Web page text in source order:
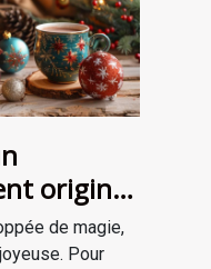
original
de magie,
Pour